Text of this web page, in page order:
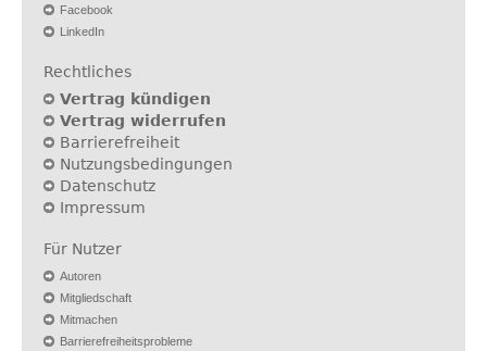
Facebook
LinkedIn
Rechtliches
Vertrag kündigen
Vertrag widerrufen
Barrierefreiheit
Nutzungsbedingungen
Datenschutz
Impressum
Für Nutzer
Autoren
Mitgliedschaft
Mitmachen
Barrierefreiheitsprobleme